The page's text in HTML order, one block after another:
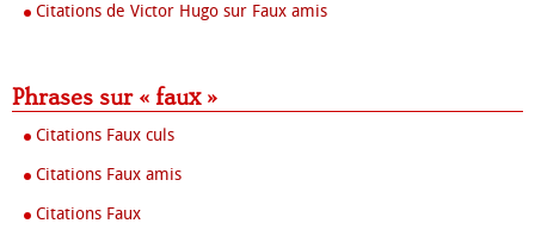
Citations de Victor Hugo sur Faux amis
Phrases sur « faux »
Citations Faux culs
Citations Faux amis
Citations Faux